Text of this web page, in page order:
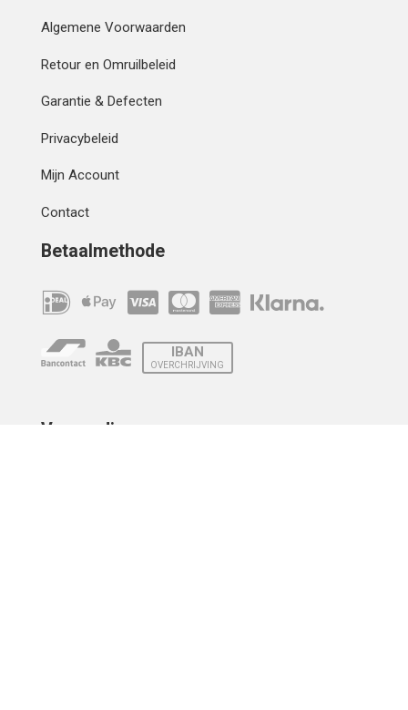
Algemene Voorwaarden
Retour en Omruilbeleid
Garantie & Defecten
Privacybeleid
Mijn Account
Contact
Betaalmethode
IBAN
OVERCHRIJVING
Verzending